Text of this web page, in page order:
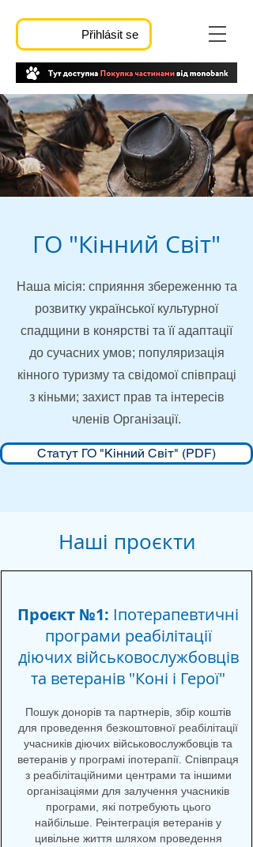
Přihlásit se
ГО "Кінний Світ"
Наша місія: сприяння збереженню та
розвитку української культурної
спадщини в конярстві та її адаптації
до сучасних умов; популяризація
кінного туризму та свідомої співпраці
з кіньми; захист прав та інтересів
членів Організації.
Статут ГО "Кінний Світ" (PDF)
Наші проєкти
Проєкт №1: Іпотерапевтичні
програми реабілітації
діючих військовослужбовців
та ветеранів "Коні і Герої"
Пошук донорів та партнерів, збір коштів
для проведення безкоштовної реабілітації
учасників діючих військовослужбовців та
ветеранів у програмі іпотерапії. Співпраця
з реабілітаційними центрами та іншими
організаціями для залучення учасників
програми, які потребують цього
найбільше. Реінтеграція ветеранів у
цивільне життя шляхом проведення